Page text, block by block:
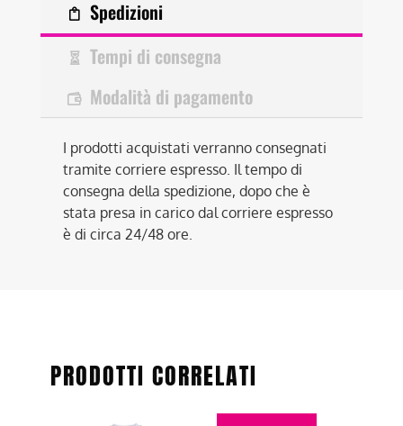
Spedizioni
Tempi di consegna
Modalità di pagamento
I prodotti acquistati verranno consegnati
tramite corriere espresso. Il tempo di
consegna della spedizione, dopo che è
stata presa in carico dal corriere espresso
è di circa 24/48 ore.
PRODOTTI CORRELATI
Questo